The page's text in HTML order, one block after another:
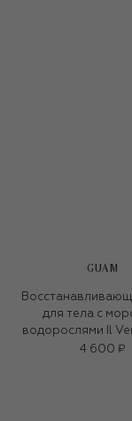
GUAM
для тела с
водорослями Il
D`Alga4 600 ₽